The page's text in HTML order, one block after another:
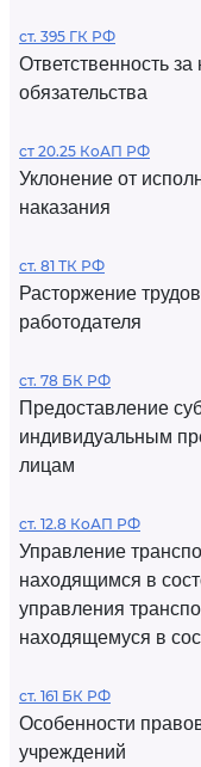
ст. 395 ГК РФ
Ответственность
обязательства
ст 20.25 КоАП РФ
Уклонение от
наказания
ст. 81 ТК РФ
Расторжение
работодателя
ст. 78 БК РФ
Предоставление
индивидуальным
лицам
ст. 12.8 КоАП РФ
Управление
находящимся в
управления
находящемуся в
ст. 161 БК РФ
Особенности
учреждений